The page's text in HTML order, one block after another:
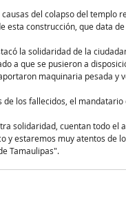
del colapso del templo
esta construcción, que data
la solidaridad de la
a que se pusieron a
maquinaria pesada y
de los fallecidos, el
solidaridad, cuentan todo el
y estaremos muy atentos de
Tamaulipas".